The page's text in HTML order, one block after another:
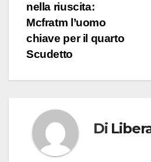
nella riuscita:
Mcfratm l’uomo
chiave per il quarto
Scudetto
Di